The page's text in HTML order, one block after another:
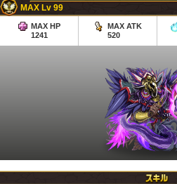
MAX Lv 99
MAX HP
1241
MAX ATK
520